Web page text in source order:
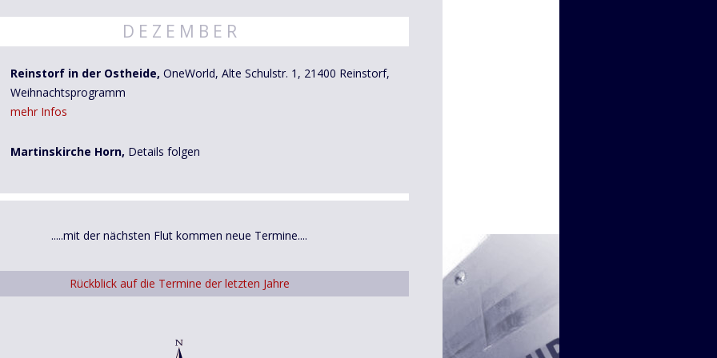
D E Z E M B E R
Reinstorf in der Ostheide, OneWorld, Alte Schulstr. 1, 21400 Reinstorf,
Weihnachtsprogramm
mehr Infos
Martinskirche Horn, Details folgen
.....mit der nächsten Flut kommen neue Termine....
Rückblick auf die Termine der letzten Jahre